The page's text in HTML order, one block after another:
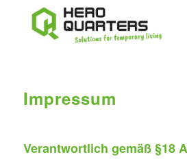
Impressum
Verantwortlich gemäß §18